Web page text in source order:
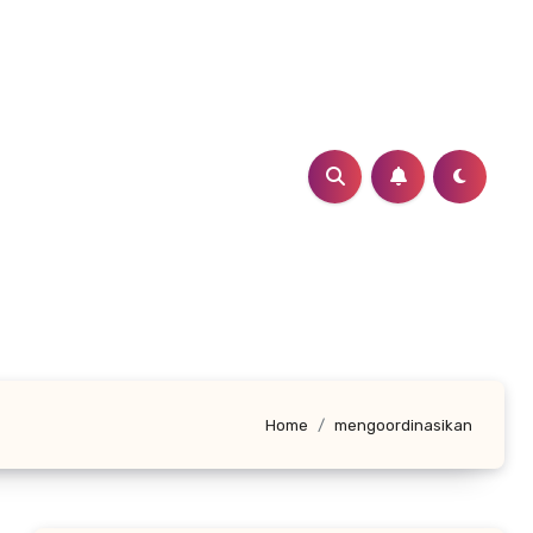
Home mengoordinasikan